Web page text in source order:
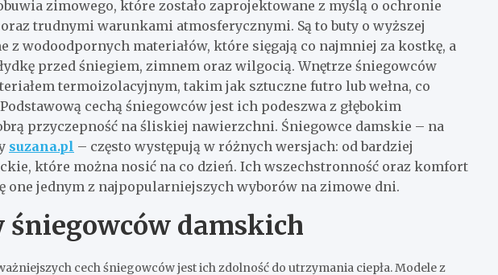
zimowego, które zostało zaprojektowane z myślą o ochronie
trudnymi warunkami atmosferycznymi. Są to buty o wyższej
z wodoodpornych materiałów, które sięgają co najmniej za kostkę, a
przed śniegiem, zimnem oraz wilgocią. Wnętrze śniegowców
termoizolacyjnym, takim jak sztuczne futro lub wełna, co
Podstawową cechą śniegowców jest ich podeszwa z głębokim
przyczepność na śliskiej nawierzchni. Śniegowce damskie – na
suzana.pl – często występują w różnych wersjach: od bardziej
które można nosić na co dzień. Ich wszechstronność oraz komfort
one jednym z najpopularniejszych wyborów na zimowe dni.
śniegowców damskich
cech śniegowców jest ich zdolność do utrzymania ciepła. Modele z